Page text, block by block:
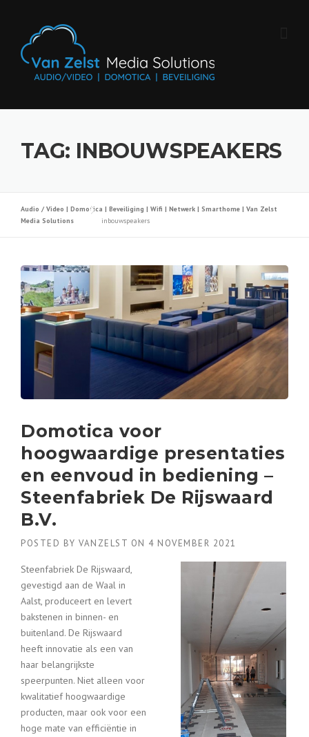
TAG: INBOUWSPEAKERS
Audio / Video | Domotica | Beveiliging | Wifi | Netwerk | Smarthome | Van Zelst
Media Solutions
inbouwspeakers
Domotica voor
hoogwaardige presentaties
en eenvoud in bediening –
Steenfabriek De Rijswaard
B.V.
POSTED BY VANZELST ON 4 NOVEMBER 2021
Steenfabriek De Rijswaard,
gevestigd aan de Waal in
Aalst, produceert en levert
bakstenen in binnen- en
buitenland. De Rijswaard
heeft innovatie als een van
haar belangrijkste
speerpunten. Niet alleen voor
kwalitatief hoogwaardige
producten, maar ook voor een
hoge mate van efficiëntie in